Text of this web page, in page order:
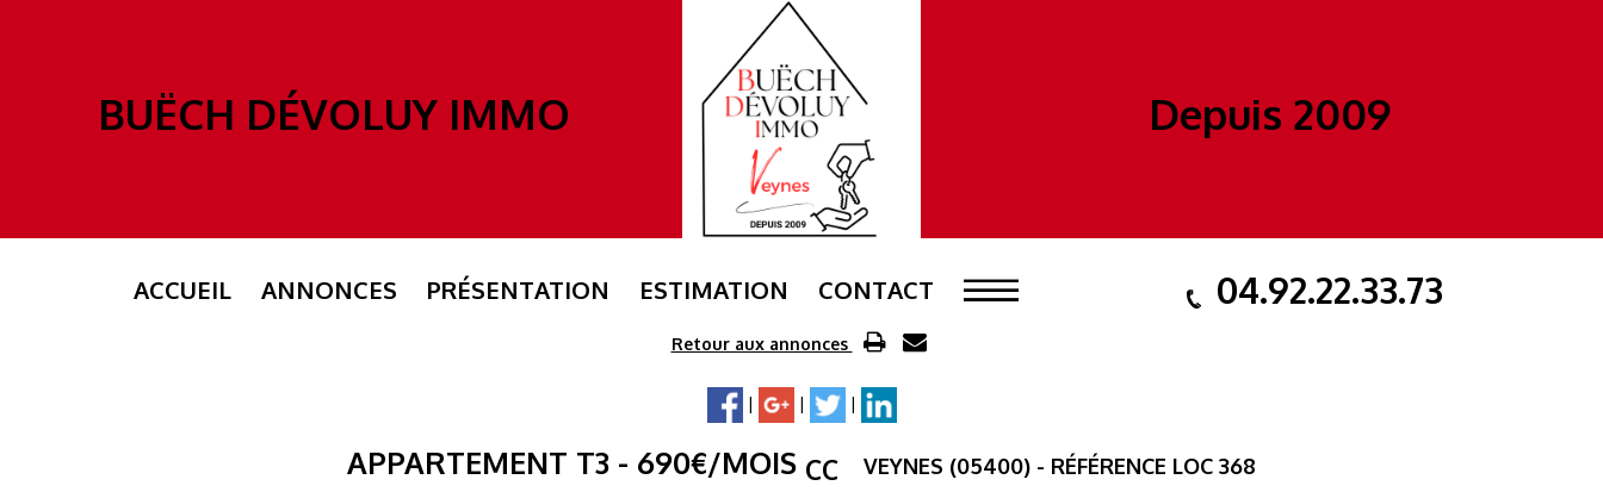
BUËCH DÉVOLUY IMMO Depuis 2009
ACCUEIL ANNONCES PRÉSENTATION ESTIMATION CONTACT 04.92.22.33.73
Retour aux annonces
| | |
APPARTEMENT T3 - 690€/MOIS CC VEYNES (05400) - RÉFÉRENCE LOC 368